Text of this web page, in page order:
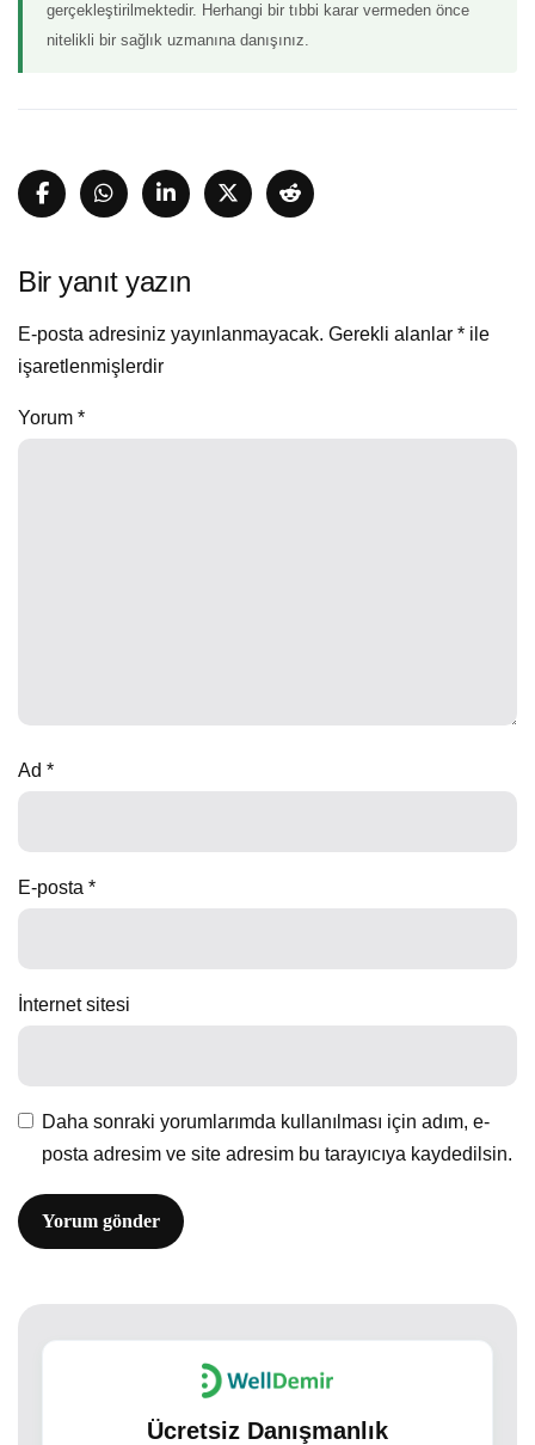
gerçekleştirilmektedir. Herhangi bir tıbbi karar vermeden önce
nitelikli bir sağlık uzmanına danışınız.
Bir yanıt yazın
E-posta adresiniz yayınlanmayacak. Gerekli alanlar * ile
işaretlenmişlerdir
Yorum *
Ad *
E-posta *
İnternet sitesi
Daha sonraki yorumlarımda kullanılması için adım, e-
posta adresim ve site adresim bu tarayıcıya kaydedilsin.
Ücretsiz Danışmanlık